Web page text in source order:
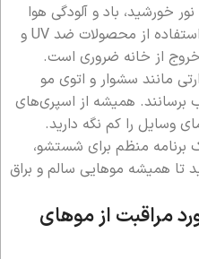
نور خورشید، باد و آلودگی هوا
می‌توانند به رنگ مو آسیب بزنند. استفاده از محصولات ضد UV و
از خانه ضروری است.
مانند سشوار و اتوی مو
برسانند. همیشه از اسپری‌های
وسایل را کم نگه دارید.
برنامه منظم برای شستشو،
تا همیشه موهایی سالم و براق
مراقبت از موهای